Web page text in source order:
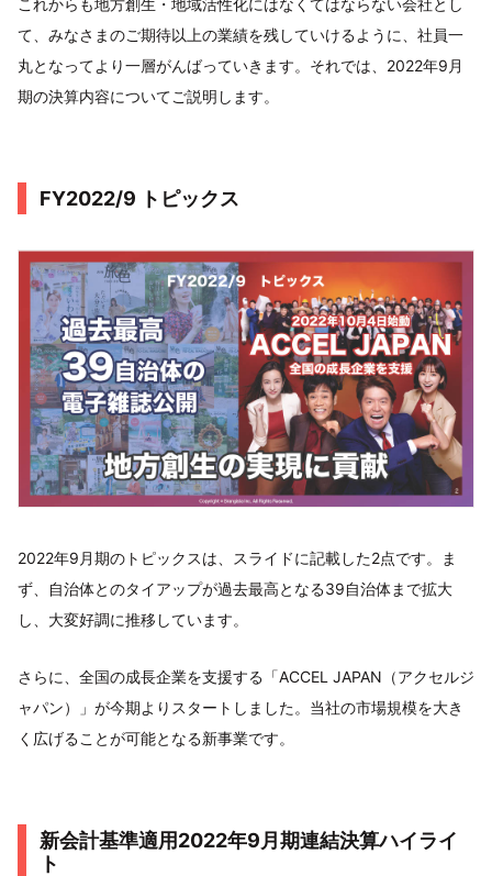
これからも地方創生・地域活性化にはなくてはならない会社とし
て、みなさまのご期待以上の業績を残していけるように、社員一
丸となってより一層がんばっていきます。それでは、2022年9月
期の決算内容についてご説明します。
FY2022/9 トピックス
2022年9月期のトピックスは、スライドに記載した2点です。ま
ず、自治体とのタイアップが過去最高となる39自治体まで拡大
し、大変好調に推移しています。
さらに、全国の成長企業を支援する「ACCEL JAPAN（アクセルジ
ャパン）」が今期よりスタートしました。当社の市場規模を大き
く広げることが可能となる新事業です。
新会計基準適用2022年9月期連結決算ハイライ
ト